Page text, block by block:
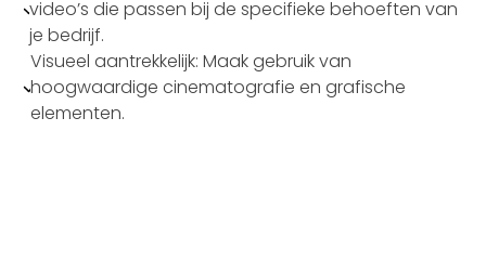
video’s die passen bij de specifieke behoeften van
je bedrijf.
Visueel aantrekkelijk: Maak gebruik van
hoogwaardige cinematografie en grafische
elementen.